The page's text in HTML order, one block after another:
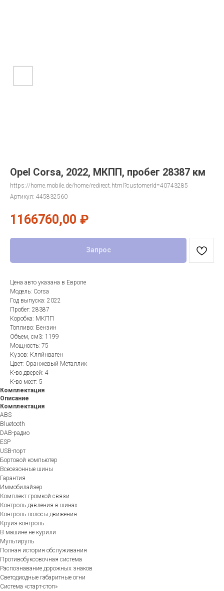
Opel Corsa, 2022, МКПП, пробег 28387 км
https://home.mobile.de/home/redirect.html?customerId=40743285
Артикул: 445832560
1166760,00 ₽
Запрос
Цена авто указана в Европе
Модель: Corsa
Год выпуска: 2022
Пробег: 28387
Коробка: МКПП
Топливо: Бензин
Объем, см3: 1199
Мощность: 75
Кузов: Кляйнваген
Цвет: Оранжевый Металлик
К-во дверей: 4
К-во мест: 5
Комплектация
Описание
Комплектация
ABS
Bluetooth
DAB-радио
ESP
USB-порт
Бортовой компьютер
Всесезонные шины
Гарантия
Иммобилайзер
Комплект громкой связи
Контроль давления в шинах
Контроль полосы движения
Круиз-контроль
В машине не курили
Мультируль
Полная история обслуживания
Противобуксовочная система
Распознавание дорожных знаков
Светодиодные габаритные огни
Система «старт-стоп»